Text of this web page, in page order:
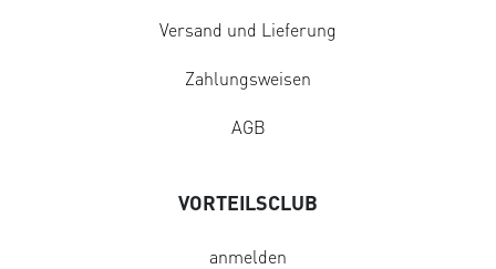
Versand und Lieferung
Zahlungsweisen
AGB
VORTEILSCLUB
anmelden